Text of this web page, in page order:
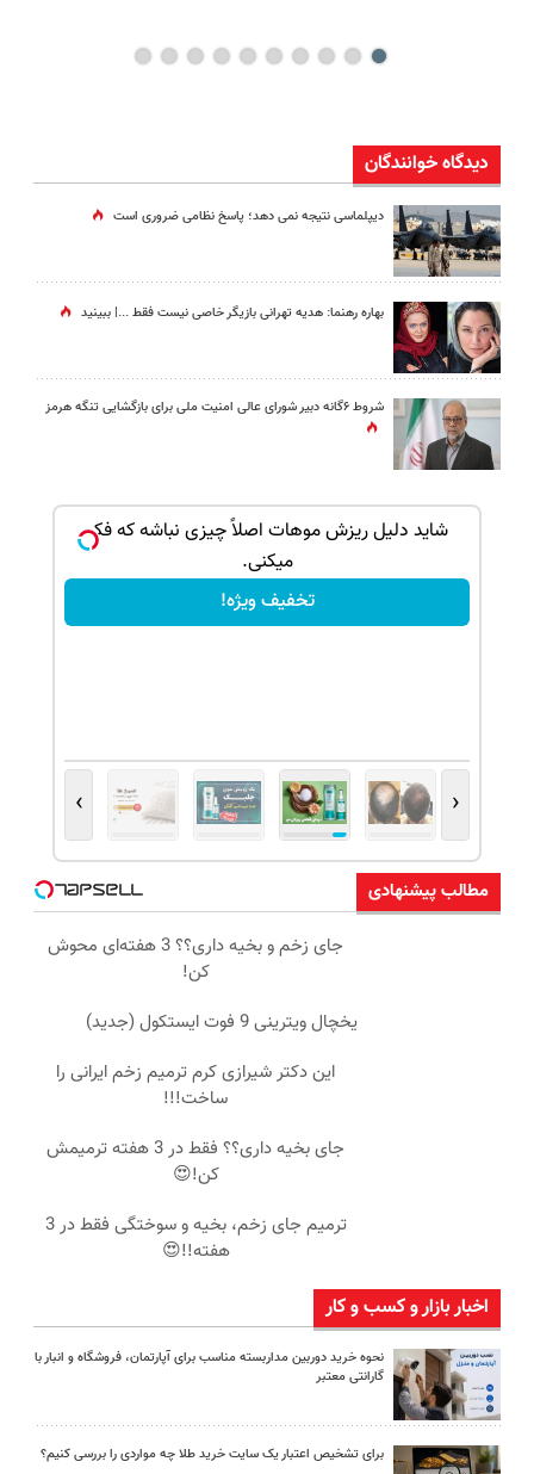
دیدگاه خوانندگان
دیپلماسی نتیجه‌ نمی دهد؛ پاسخ نظامی ضروری است
بهاره رهنما: هدیه تهرانی بازیگر خاصی نیست فقط ...|‌ ببینید
شروط ۶گانه دبیر شورای عالی امنیت ملی برای بازگشایی تنگه هرمز
شاید دلیل ریزش موهات اصلاً چیزی نباشه که فکر
میکنی.
تخفیف ویژه!
‹
›
مطالب پیشنهادی
جای زخم و بخیه داری؟؟ 3 هفته‌ای محوش
کن!
یخچال ویترینی 9 فوت ایستکول (جدید)
این دکتر شیرازی کرم ترمیم زخم ایرانی را
ساخت!!!
جای بخیه داری؟؟ فقط در 3 هفته ترمیمش
کن!😍
ترمیم جای زخم، بخیه و سوختگی فقط در 3
هفته!!😍
اخبار بازار و کسب و کار
نحوه خرید دوربین مداربسته مناسب برای آپارتمان، فروشگاه و انبار با
گارانتی معتبر
برای تشخیص اعتبار یک سایت خرید طلا چه مواردی را بررسی کنیم؟